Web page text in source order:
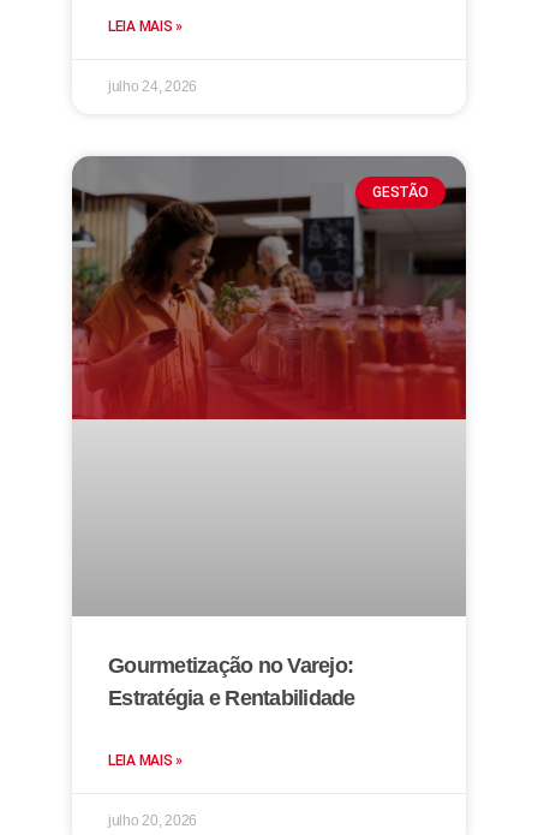
LEIA MAIS »
julho 24, 2026
GESTÃO
Gourmetização no Varejo:
Estratégia e Rentabilidade
LEIA MAIS »
julho 20, 2026